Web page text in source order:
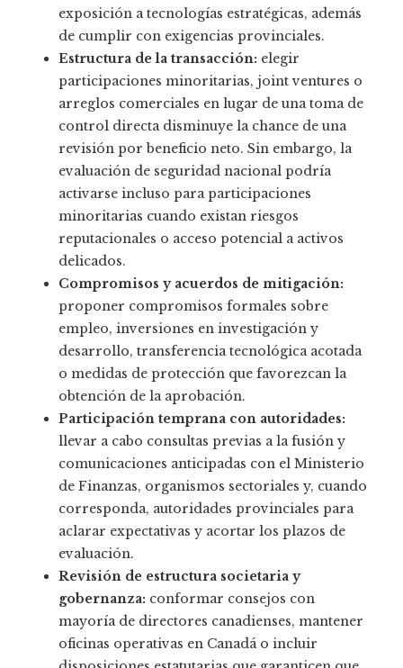
exposición a tecnologías estratégicas, además
de cumplir con exigencias provinciales.
Estructura de la transacción: elegir
participaciones minoritarias, joint ventures o
arreglos comerciales en lugar de una toma de
control directa disminuye la chance de una
revisión por beneficio neto. Sin embargo, la
evaluación de seguridad nacional podría
activarse incluso para participaciones
minoritarias cuando existan riesgos
reputacionales o acceso potencial a activos
delicados.
Compromisos y acuerdos de mitigación:
proponer compromisos formales sobre
empleo, inversiones en investigación y
desarrollo, transferencia tecnológica acotada
o medidas de protección que favorezcan la
obtención de la aprobación.
Participación temprana con autoridades:
llevar a cabo consultas previas a la fusión y
comunicaciones anticipadas con el Ministerio
de Finanzas, organismos sectoriales y, cuando
corresponda, autoridades provinciales para
aclarar expectativas y acortar los plazos de
evaluación.
Revisión de estructura societaria y
gobernanza: conformar consejos con
mayoría de directores canadienses, mantener
oficinas operativas en Canadá o incluir